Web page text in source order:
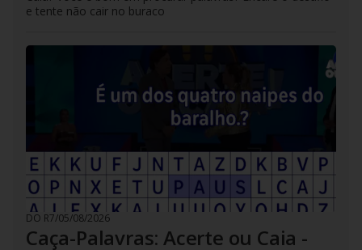
e tente não cair no buraco
DO R7/05/08/2026
Caça-Palavras: Acerte ou Caia -